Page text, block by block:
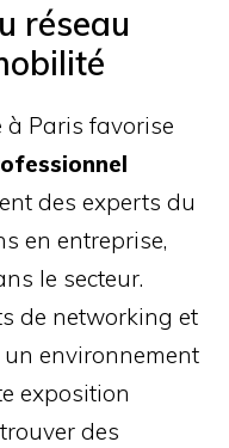
réseau
à Paris favorise
des experts du
en entreprise,
le secteur.
de networking et
environnement
exposition
des